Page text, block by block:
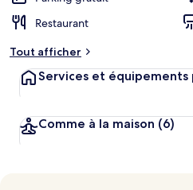
Restaurant
Tout afficher
Services et équipements
Comme à la maison (6)